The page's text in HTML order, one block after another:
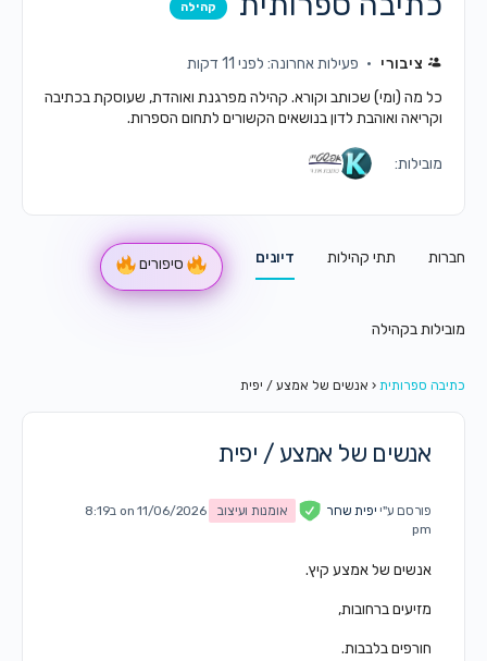
קהילה
ציבורי
פעילות אחרונה: לפני 11 דקות
כל מה (ומי) שכותב וקורא. קהילה מפרגנת ואוהדת, שעוסקת בכתיבה
וקריאה ואוהבת לדון בנושאים הקשורים לתחום הספרות.
מובילות:
חברות תתי קהילות דיונים סיפורים
מובילות בקהילה
כתיבה ספרותית ‹ אנשים של אמצע / יפית
אנשים של אמצע / יפית
פורסם ע"ייפית שחר אומנות ועיצוב
on 11/06/2026 ב8:19
pm
אנשים של אמצע קיץ.
מזיעים ברחובות,
חורפים בלבבות.